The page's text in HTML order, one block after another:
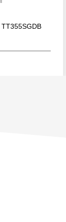
TT355SGDB